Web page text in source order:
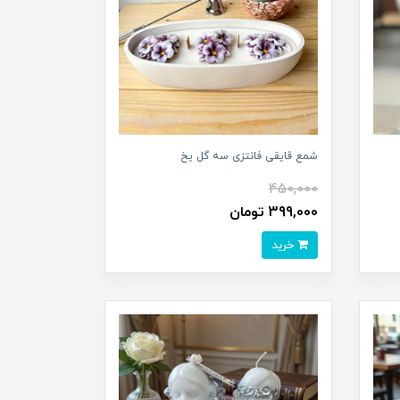
شمع قایقی فانتزی سه گل یخ
450,000
399,000 تومان